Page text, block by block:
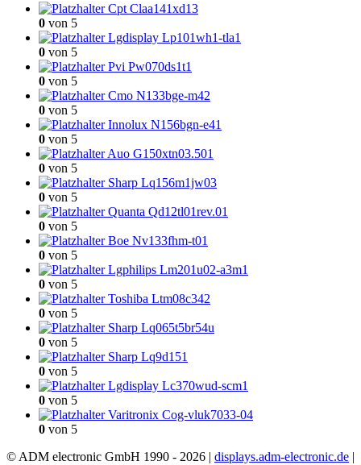
Cpt Claa141xd13
0 von 5
Lgdisplay Lp101wh1-tla1
0 von 5
Pvi Pw070ds1t1
0 von 5
Cmo N133bge-m42
0 von 5
Innolux N156bgn-e41
0 von 5
Auo G150xtn03.501
0 von 5
Sharp Lq156m1jw03
0 von 5
Quanta Qd12tl01rev.01
0 von 5
Boe Nv133fhm-t01
0 von 5
Lgphilips Lm201u02-a3m1
0 von 5
Toshiba Ltm08c342
0 von 5
Sharp Lq065t5br54u
0 von 5
Sharp Lq9d151
0 von 5
Lgdisplay Lc370wud-scm1
0 von 5
Varitronix Cog-vluk7033-04
0 von 5
© ADM electronic GmbH 1990 - 2026 | displays.adm-electronic.de |